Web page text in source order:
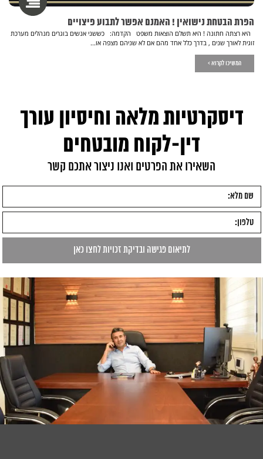
הפרת הבטחת נישואין ! האמנם אפשר לתבוע פיצויים
היא רצתה חתונה ! היא תשלם הוצאות משפט הקדמה: כששני אנשים בוגרים מנהלים מערכת
זוגית לאורך שנים , בדרך כלל אחד מהם אם לא שניהם מצפה או...
המשיכו לקרוא >
דיסקרטיות מלאה וחיסיון עורך
דין-לקוח מובטחים
השאירו את הפרטים ואנו ניצור אתכם קשר